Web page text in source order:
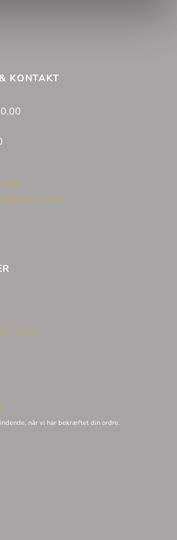
KONTAKT
& ure
når vi har bekræftet din ordre.